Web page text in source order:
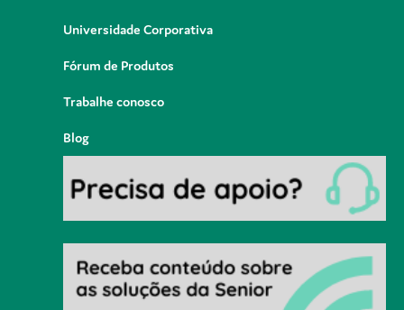
Universidade Corporativa
Fórum de Produtos
Trabalhe conosco
Blog